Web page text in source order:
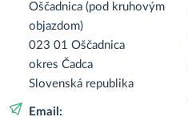
Oščadnica (pod kruhovým
objazdom)
023 01 Oščadnica
okres Čadca
Slovenská republika
Email: